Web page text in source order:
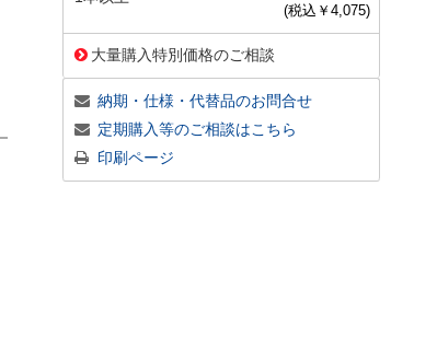
(税込￥ 4,075)
大量購入特別価格のご相談
納期・仕様・代替品のお問合せ
定期購入等のご相談はこちら
印刷ページ